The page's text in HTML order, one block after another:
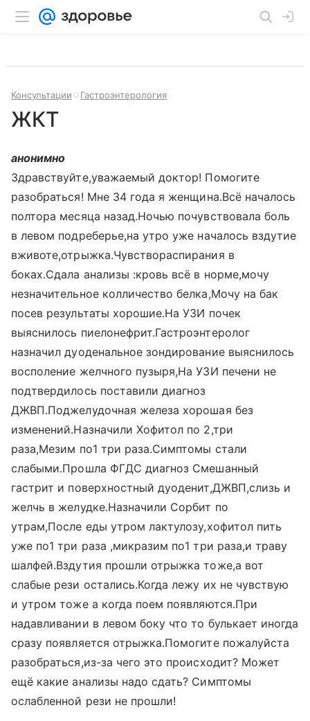
Консультации Гастроэнтерология
ЖКТ
анонимно
Здравствуйте,уважаемый доктор! Помогите
разобраться! Мне 34 года я женщина.Всё началось
полтора месяца назад.Ночью почувствовала боль
в левом подреберье,на утро уже началось вздутие
вживоте,отрыжка.Чувствораспирания в
боках.Сдала анализы :кровь всё в норме,мочу
незначительное колличество белка,Мочу на бак
посев результаты хорошие.На УЗИ почек
выяснилось пиелонефрит.Гастроэнтеролог
назначил дуоденальное зондирование выяснилось
восполение желчного пузыря,На УЗИ печени не
подтвердилось поставили диагноз
ДЖВП.Поджелудочная железа хорошая без
изменений.Назначили Хофитол по 2,три
раза,Мезим по1 три раза.Симптомы стали
слабыми.Прошла ФГДС диагноз Смешанный
гастрит и поверхностный дуоденит,ДЖВП,слизь и
желчь в желудке.Назначили Сорбит по
утрам,После еды утром лактулозу,хофитол пить
уже по1 три раза ,микразим по1 три раза,и траву
шалфей.Вздутия прошли отрыжка тоже,а вот
слабые рези остались.Когда лежу их не чувствую
и утром тоже а когда поем появляются.При
надавливании в левом боку что то булькает иногда
сразу появляется отрыжка.Помогите пожалуйста
разобраться,из-за чего это происходит? Может
ещё какие анализы надо сдать? Симптомы
ослабленной рези не прошли!